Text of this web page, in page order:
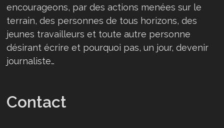
encourageons, par des actions menées sur le
terrain, des personnes de tous horizons, des
jeunes travailleurs et toute autre personne
désirant écrire et pourquoi pas, un jour, devenir
journaliste…
Contact